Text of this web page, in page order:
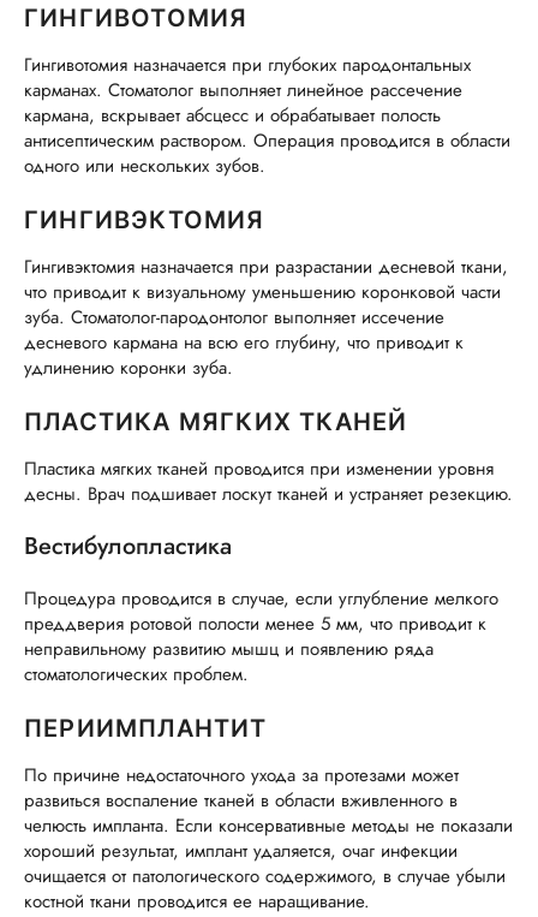
ГИНГИВОТОМИЯ
Гингивотомия назначается при глубоких пародонтальных
карманах. Стоматолог выполняет линейное рассечение
кармана, вскрывает абсцесс и обрабатывает полость
антисептическим раствором. Операция проводится в области
одного или нескольких зубов.
ГИНГИВЭКТОМИЯ
Гингивэктомия назначается при разрастании десневой ткани,
что приводит к визуальному уменьшению коронковой части
зуба. Стоматолог-пародонтолог выполняет иссечение
десневого кармана на всю его глубину, что приводит к
удлинению коронки зуба.
ПЛАСТИКА МЯГКИХ ТКАНЕЙ
Пластика мягких тканей проводится при изменении уровня
десны. Врач подшивает лоскут тканей и устраняет резекцию.
Вестибулопластика
Процедура проводится в случае, если углубление мелкого
преддверия ротовой полости менее 5 мм, что приводит к
неправильному развитию мышц и появлению ряда
стоматологических проблем.
ПЕРИИМПЛАНТИТ
По причине недостаточного ухода за протезами может
развиться воспаление тканей в области вживленного в
челюсть импланта. Если консервативные методы не показали
хороший результат, имплант удаляется, очаг инфекции
очищается от патологического содержимого, в случае убыли
костной ткани проводится ее наращивание.